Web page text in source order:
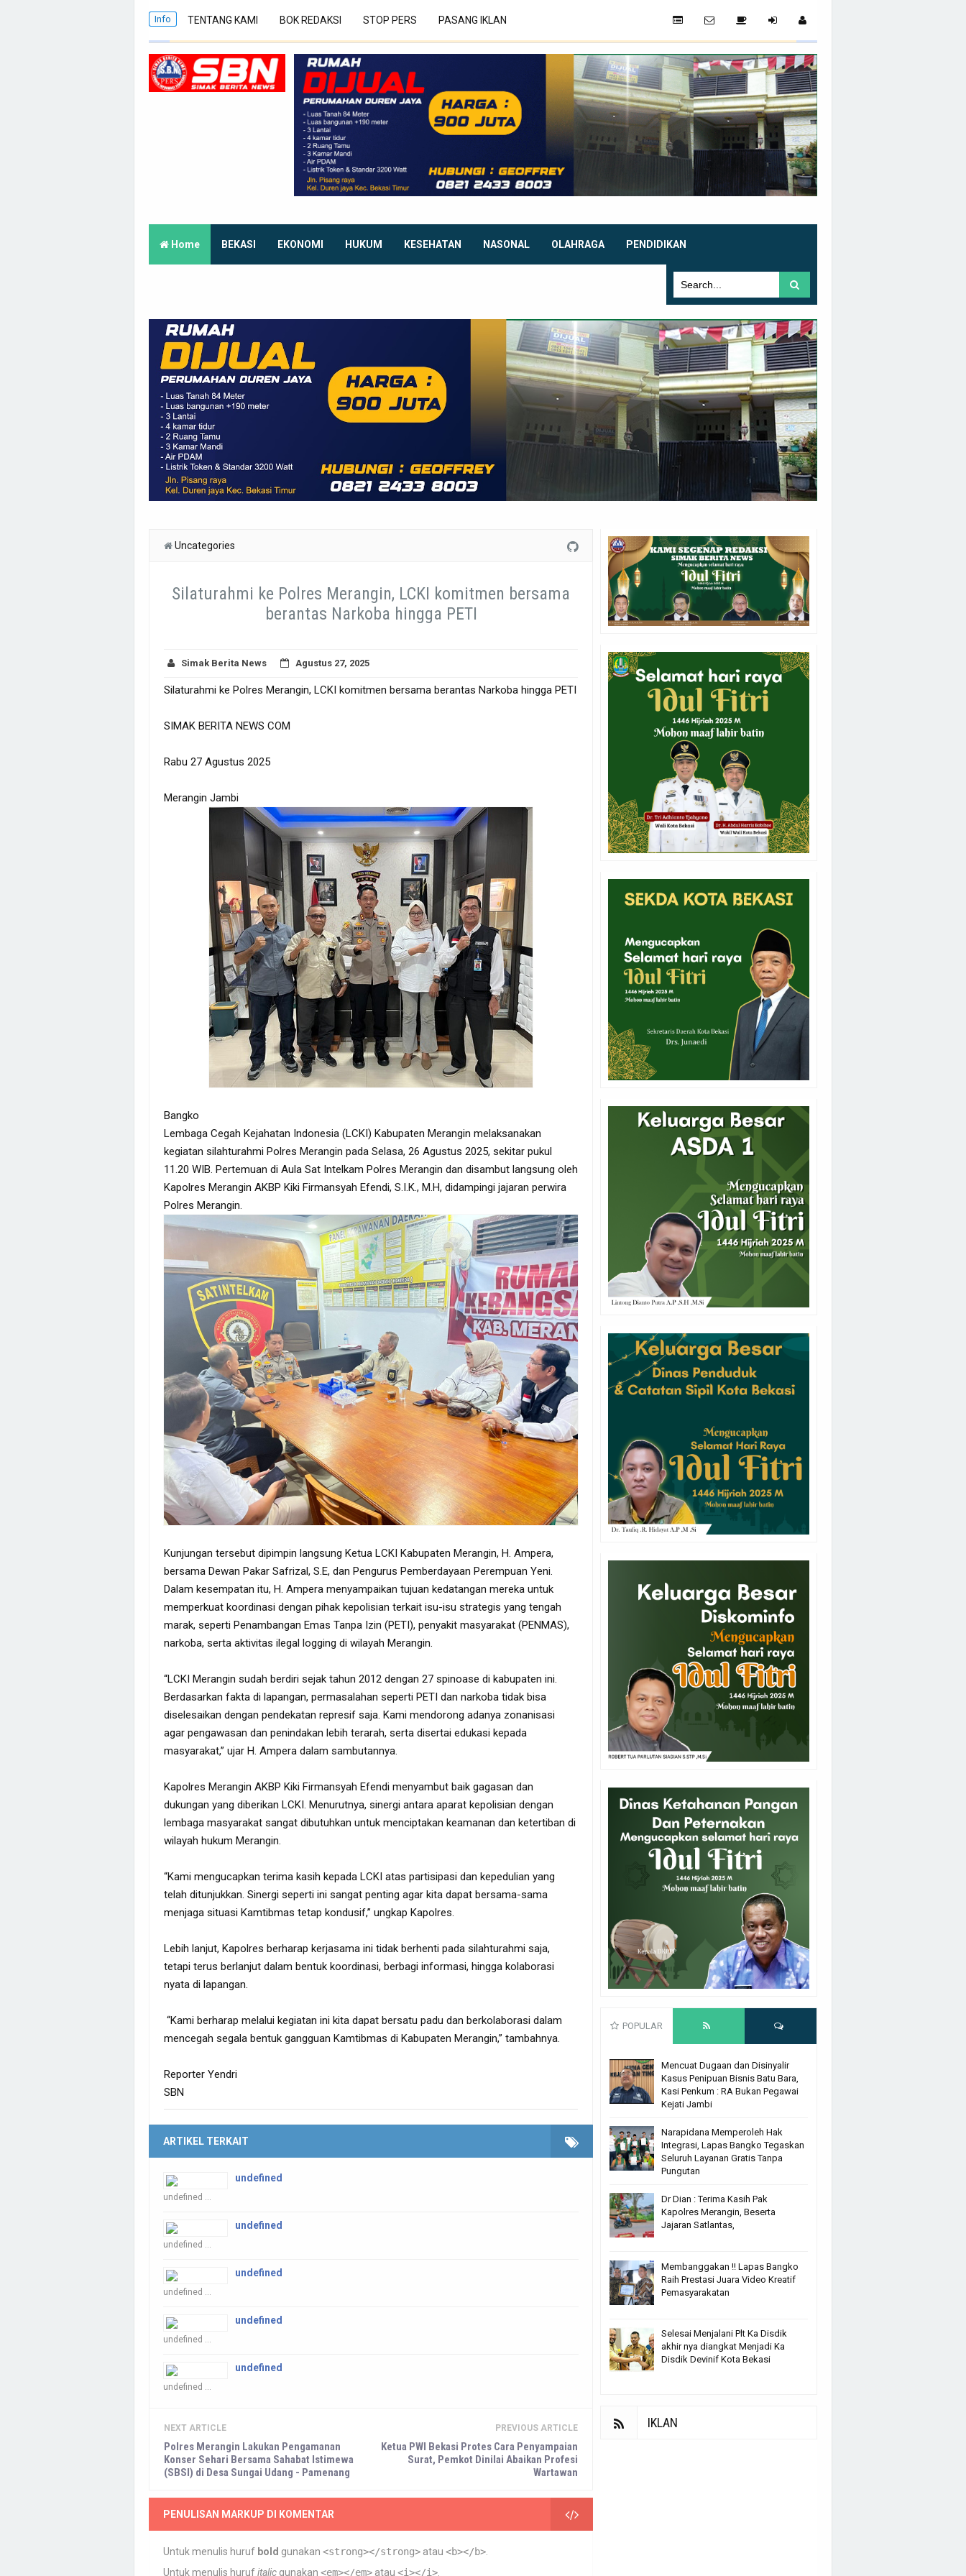
Info TENTANG KAMI BOK REDAKSI STOP PERS PASANG IKLAN
Home BEKASI EKONOMI HUKUM KESEHATAN NASONAL OLAHRAGA PENDIDIKAN
Uncategories
Silaturahmi ke Polres Merangin, LCKI komitmen bersama
berantas Narkoba hingga PETI
Simak Berita News Agustus 27, 2025
Silaturahmi ke Polres Merangin, LCKI komitmen bersama berantas Narkoba hingga PETI
SIMAK BERITA NEWS COM
Rabu 27 Agustus 2025
Merangin Jambi
Bangko
Lembaga Cegah Kejahatan Indonesia (LCKI) Kabupaten Merangin melaksanakan
kegiatan silahturahmi Polres Merangin pada Selasa, 26 Agustus 2025, sekitar pukul
11.20 WIB. Pertemuan di Aula Sat Intelkam Polres Merangin dan disambut langsung oleh
Kapolres Merangin AKBP Kiki Firmansyah Efendi, S.I.K., M.H, didampingi jajaran perwira
Polres Merangin.
Kunjungan tersebut dipimpin langsung Ketua LCKI Kabupaten Merangin, H. Ampera,
bersama Dewan Pakar Safrizal, S.E, dan Pengurus Pemberdayaan Perempuan Yeni.
Dalam kesempatan itu, H. Ampera menyampaikan tujuan kedatangan mereka untuk
memperkuat koordinasi dengan pihak kepolisian terkait isu-isu strategis yang tengah
marak, seperti Penambangan Emas Tanpa Izin (PETI), penyakit masyarakat (PENMAS),
narkoba, serta aktivitas ilegal logging di wilayah Merangin.
“LCKI Merangin sudah berdiri sejak tahun 2012 dengan 27 spinoase di kabupaten ini.
Berdasarkan fakta di lapangan, permasalahan seperti PETI dan narkoba tidak bisa
diselesaikan dengan pendekatan represif saja. Kami mendorong adanya zonanisasi
agar pengawasan dan penindakan lebih terarah, serta disertai edukasi kepada
masyarakat,” ujar H. Ampera dalam sambutannya.
Kapolres Merangin AKBP Kiki Firmansyah Efendi menyambut baik gagasan dan
dukungan yang diberikan LCKI. Menurutnya, sinergi antara aparat kepolisian dengan
lembaga masyarakat sangat dibutuhkan untuk menciptakan keamanan dan ketertiban di
wilayah hukum Merangin.
“Kami mengucapkan terima kasih kepada LCKI atas partisipasi dan kepedulian yang
telah ditunjukkan. Sinergi seperti ini sangat penting agar kita dapat bersama-sama
menjaga situasi Kamtibmas tetap kondusif,” ungkap Kapolres.
Lebih lanjut, Kapolres berharap kerjasama ini tidak berhenti pada silahturahmi saja,
tetapi terus berlanjut dalam bentuk koordinasi, berbagi informasi, hingga kolaborasi
nyata di lapangan.
“Kami berharap melalui kegiatan ini kita dapat bersatu padu dan berkolaborasi dalam
mencegah segala bentuk gangguan Kamtibmas di Kabupaten Merangin,” tambahnya.
Reporter Yendri
SBN
ARTIKEL TERKAIT
undefined
undefined ...
undefined
undefined ...
undefined
undefined ...
undefined
undefined ...
undefined
undefined ...
NEXT ARTICLE
Polres Merangin Lakukan Pengamanan
Konser Sehari Bersama Sahabat Istimewa
(SBSI) di Desa Sungai Udang - Pamenang
PREVIOUS ARTICLE
Ketua PWI Bekasi Protes Cara Penyampaian
Surat, Pemkot Dinilai Abaikan Profesi
Wartawan
PENULISAN MARKUP DI KOMENTAR
Untuk menulis huruf bold gunakan <strong></strong> atau <b></b>
Untuk menulis hurufitalic gunakan <em></em> atau <i></i>
POPULAR
Mencuat Dugaan dan Disinyalir
Kasus Penipuan Bisnis Batu Bara,
Kasi Penkum : RA Bukan Pegawai
Kejati Jambi
Narapidana Memperoleh Hak
Integrasi, Lapas Bangko Tegaskan
Seluruh Layanan Gratis Tanpa
Pungutan
Dr Dian : Terima Kasih Pak
Kapolres Merangin, Beserta
Jajaran Satlantas,
Membanggakan !! Lapas Bangko
Raih Prestasi Juara Video Kreatif
Pemasyarakatan
Selesai Menjalani Plt Ka Disdik
akhir nya diangkat Menjadi Ka
Disdik Devinif Kota Bekasi
IKLAN